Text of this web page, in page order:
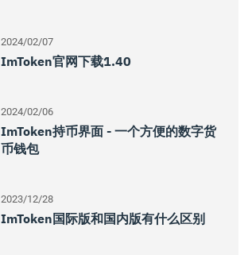
2024/02/07
ImToken官网下载1.40
2024/02/06
ImToken持币界面 - 一个方便的数字货
币钱包
2023/12/28
ImToken国际版和国内版有什么区别